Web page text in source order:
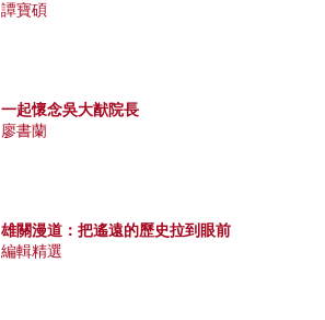
譚寶碩
一起懷念吳大猷院長
廖書蘭
雄關漫道：把遙遠的歷史拉到眼前
編輯精選